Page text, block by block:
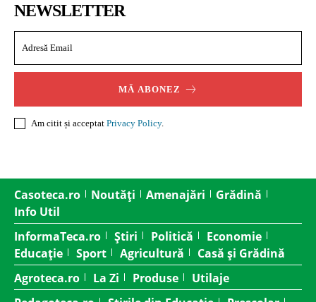
NEWSLETTER
MĂ ABONEZ
Am citit și acceptat Privacy Policy.
Casoteca.ro Noutăți Amenajări
Grădină
Info Util
InformaTeca.ro
Știri Politică
Economie
Educație
Sport Agricultură
Casă și Grădină
Agroteca.ro
La Zi Produse
Utilaje